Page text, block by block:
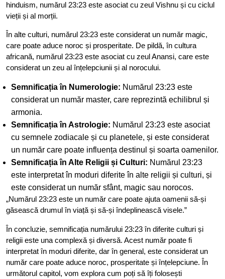
hinduism, numărul 23:23 este asociat cu zeul Vishnu și cu ciclul
vieții și al morții.
În alte culturi, numărul 23:23 este considerat un număr magic,
care poate aduce noroc și prosperitate. De pildă, în cultura
africană, numărul 23:23 este asociat cu zeul Anansi, care este
considerat un zeu al înțelepciunii și al norocului.
Semnificația în Numerologie: Numărul 23:23 este
considerat un număr master, care reprezintă echilibrul și
armonia.
Semnificația în Astrologie: Numărul 23:23 este asociat
cu semnele zodiacale și cu planetele, și este considerat
un număr care poate influența destinul și soarta oamenilor.
Semnificația în Alte Religii și Culturi: Numărul 23:23
este interpretat în moduri diferite în alte religii și culturi, și
este considerat un număr sfânt, magic sau norocos.
„Numărul 23:23 este un număr care poate ajuta oamenii să-și
găsească drumul în viață și să-și îndeplinească visele.”
În concluzie, semnificația numărului 23:23 în diferite culturi și
religii este una complexă și diversă. Acest număr poate fi
interpretat în moduri diferite, dar în general, este considerat un
număr care poate aduce noroc, prosperitate și înțelepciune. În
următorul capitol, vom explora cum poți să îți folosești